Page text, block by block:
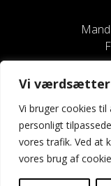
Vi
Vi bruger cookies
personligt
vores trafik. Ved at
vores brug af
Reg.